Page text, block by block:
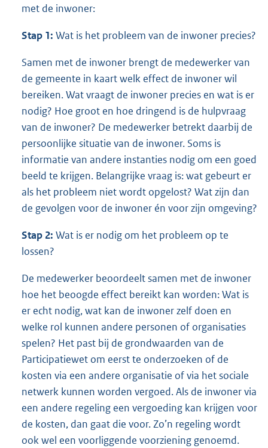
met de inwoner:
Stap 1: Wat is het probleem van de inwoner precies?
Samen met de inwoner brengt de medewerker van
de gemeente in kaart welk effect de inwoner wil
bereiken. Wat vraagt de inwoner precies en wat is er
nodig? Hoe groot en hoe dringend is de hulpvraag
van de inwoner? De medewerker betrekt daarbij de
persoonlijke situatie van de inwoner. Soms is
informatie van andere instanties nodig om een goed
beeld te krijgen. Belangrijke vraag is: wat gebeurt er
als het probleem niet wordt opgelost? Wat zijn dan
de gevolgen voor de inwoner én voor zijn omgeving?
Stap 2: Wat is er nodig om het probleem op te
lossen?
De medewerker beoordeelt samen met de inwoner
hoe het beoogde effect bereikt kan worden: Wat is
er echt nodig, wat kan de inwoner zelf doen en
welke rol kunnen andere personen of organisaties
spelen? Het past bij de grondwaarden van de
Participatiewet om eerst te onderzoeken of de
kosten via een andere organisatie of via het sociale
netwerk kunnen worden vergoed. Als de inwoner via
een andere regeling een vergoeding kan krijgen voor
de kosten, dan gaat die voor. Zo’n regeling wordt
ook wel een voorliggende voorziening genoemd.